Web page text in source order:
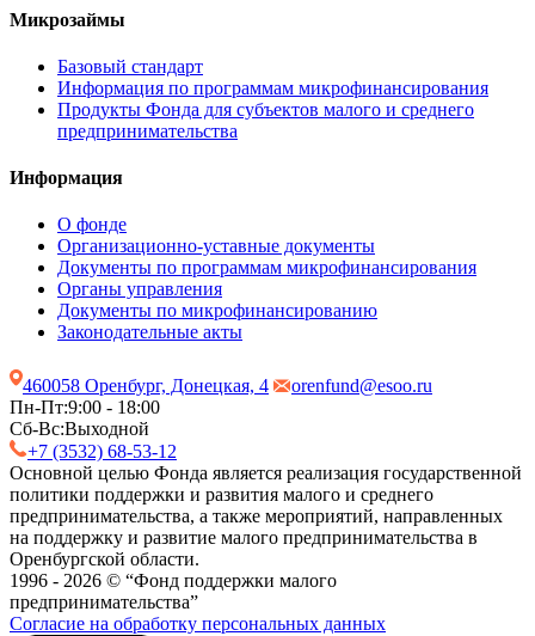
Микрозаймы
Базовый стандарт
Информация по программам микрофинансирования
Продукты Фонда для субъектов малого и среднего
предпринимательства
Информация
О фонде
Организационно-уставные документы
Документы по программам микрофинансирования
Органы управления
Документы по микрофинансированию
Законодательные акты
460058 Оренбург, Донецкая, 4
orenfund@esoo.ru
Пн-Пт:9:00 - 18:00
Сб-Вс:Выходной
+7 (3532) 68-53-12
Основной целью Фонда является реализация государственной
политики поддержки и развития малого и среднего
предпринимательства, а также мероприятий, направленных
на поддержку и развитие малого предпринимательства в
Оренбургской области.
1996 - 2026 © “Фонд поддержки малого
предпринимательства”
Согласие на обработку персональных данных